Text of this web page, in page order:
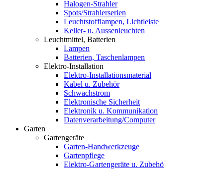
Halogen-Strahler
Spots/Strahlerserien
Leuchtstofflampen, Lichtleiste
Keller- u. Aussenleuchten
Leuchtmittel, Batterien
Lampen
Batterien, Taschenlampen
Elektro-Installation
Elektro-Installationsmaterial
Kabel u. Zubehör
Schwachstrom
Elektronische Sicherheit
Elektronik u. Kommunikation
Datenverarbeitung/Computer
Garten
Gartengeräte
Garten-Handwerkzeuge
Gartenpflege
Elektro-Gartengeräte u. Zubehö